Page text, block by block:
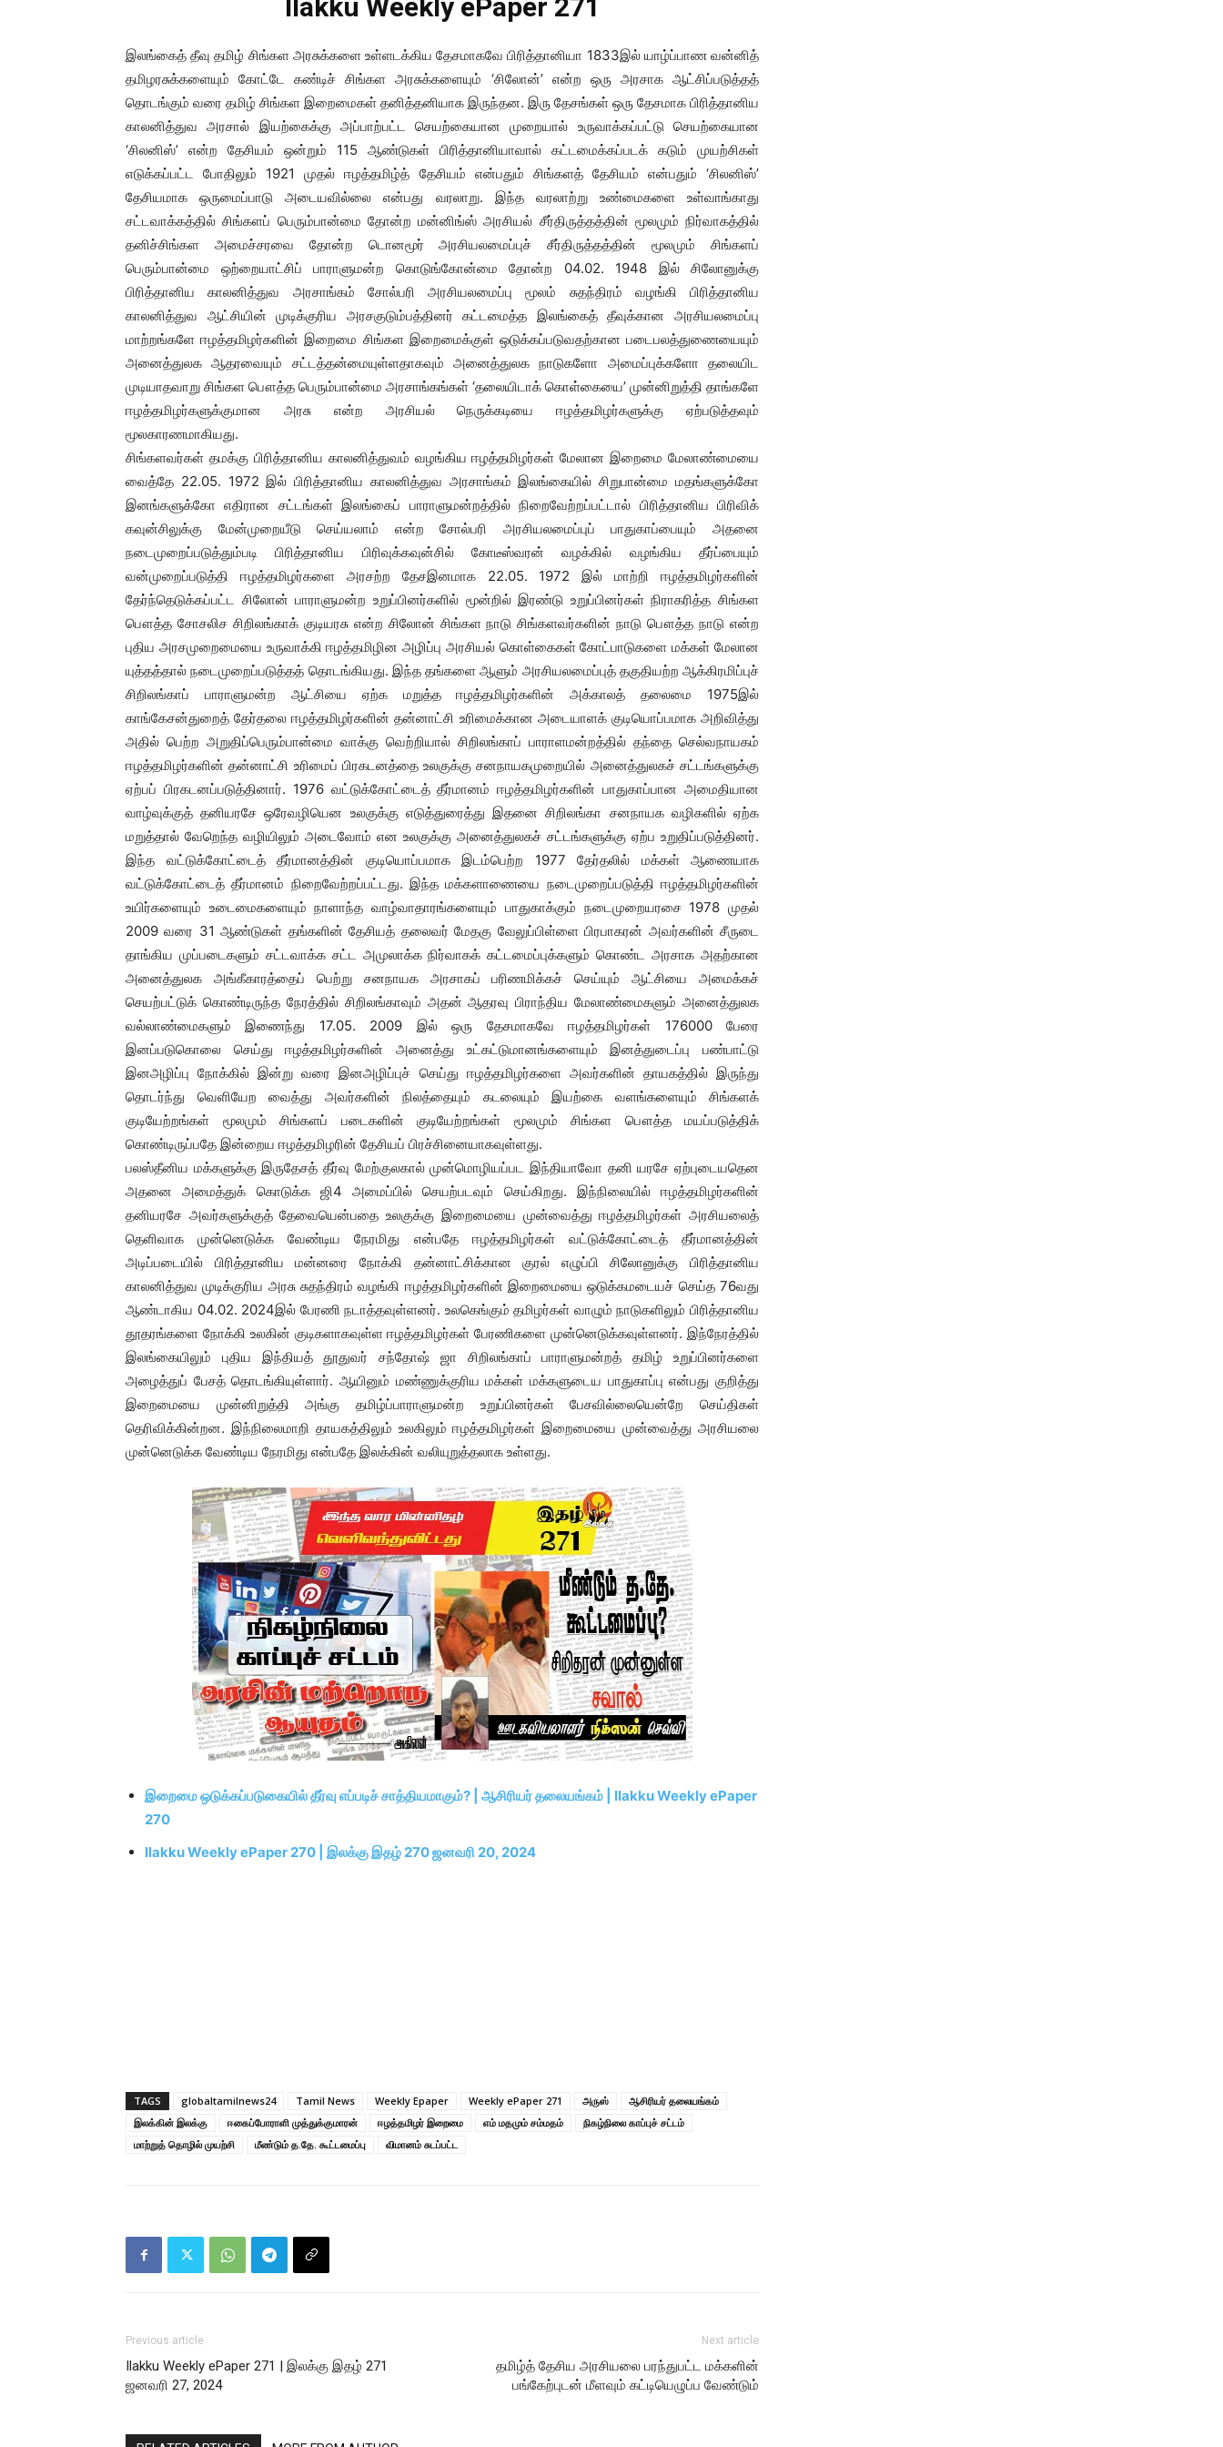
Ilakku Weekly ePaper 271
இலங்கைத் தீவு தமிழ் சிங்கள அரசுக்களை உள்ளடக்கிய தேசமாகவே பிரித்தானியா 1833இல் யாழ்ப்பாண வன்னித்
தமிழரசுக்களையும் கோட்டே கண்டிச் சிங்கள அரசுக்களையும் ‘சிலோன்’ என்ற ஒரு அரசாக ஆட்சிப்படுத்தத்
தொடங்கும் வரை தமிழ் சிங்கள இறைமைகள் தனித்தனியாக இருந்தன. இரு தேசங்கள் ஒரு தேசமாக பிரித்தானிய
காலனித்துவ அரசால் இயற்கைக்கு அப்பாற்பட்ட செயற்கையான முறையால் உருவாக்கப்பட்டு செயற்கையான
‘சிலனிஸ்’ என்ற தேசியம் ஒன்றும் 115 ஆண்டுகள் பிரித்தானியாவால் கட்டமைக்கப்படக் கடும் முயற்சிகள்
எடுக்கப்பட்ட போதிலும் 1921 முதல் ஈழத்தமிழ்த் தேசியம் என்பதும் சிங்களத் தேசியம் என்பதும் ‘சிலனிஸ்’
தேசியமாக ஒருமைப்பாடு அடையவில்லை என்பது வரலாறு. இந்த வரலாற்று உண்மைகளை உள்வாங்காது
சட்டவாக்கத்தில் சிங்களப் பெரும்பான்மை தோன்ற மன்னிங்ஸ் அரசியல் சீர்திருத்தத்தின் மூலமும் நிர்வாகத்தில்
தனிச்சிங்கள அமைச்சரவை தோன்ற டொனமூர் அரசியலமைப்புச் சீர்திருத்தத்தின் மூலமும் சிங்களப்
பெரும்பான்மை ஒற்றையாட்சிப் பாராளுமன்ற கொடுங்கோன்மை தோன்ற 04.02. 1948 இல் சிலோனுக்கு
பிரித்தானிய காலனித்துவ அரசாங்கம் சோல்பரி அரசியலமைப்பு மூலம் சுதந்திரம் வழங்கி பிரித்தானிய
காலனித்துவ ஆட்சியின் முடிக்குரிய அரசகுடும்பத்தினர் கட்டமைத்த இலங்கைத் தீவுக்கான அரசியலமைப்பு
மாற்றங்களே ஈழத்தமிழர்களின் இறைமை சிங்கள இறைமைக்குள் ஒடுக்கப்படுவதற்கான படைபலத்துணையையும்
அனைத்துலக ஆதரவையும் சட்டத்தன்மையுள்ளதாகவும் அனைத்துலக நாடுகளோ அமைப்புக்களோ தலையிட
முடியாதவாறு சிங்கள பௌத்த பெரும்பான்மை அரசாங்கங்கள் ‘தலையிடாக் கொள்கையை’ முன்னிறுத்தி தாங்களே
ஈழத்தமிழர்களுக்குமான அரசு என்ற அரசியல் நெருக்கடியை ஈழத்தமிழர்களுக்கு ஏற்படுத்தவும்
மூலகாரணமாகியது.
சிங்களவர்கள் தமக்கு பிரித்தானிய காலனித்துவம் வழங்கிய ஈழத்தமிழர்கள் மேலான இறைமை மேலாண்மையை
வைத்தே 22.05. 1972 இல் பிரித்தானிய காலனித்துவ அரசாங்கம் இலங்கையில் சிறுபான்மை மதங்களுக்கோ
இனங்களுக்கோ எதிரான சட்டங்கள் இலங்கைப் பாராளுமன்றத்தில் நிறைவேற்றப்பட்டால் பிரித்தானிய பிரிவிக்
கவுன்சிலுக்கு மேன்முறையீடு செய்யலாம் என்ற சோல்பரி அரசியலமைப்புப் பாதுகாப்பையும் அதனை
நடைமுறைப்படுத்தும்படி பிரித்தானிய பிரிவுக்கவுன்சில் கோடீஸ்வரன் வழக்கில் வழங்கிய தீர்ப்பையும்
வன்முறைப்படுத்தி ஈழத்தமிழர்களை அரசற்ற தேசஇனமாக 22.05. 1972 இல் மாற்றி ஈழத்தமிழர்களின்
தேர்ந்தெடுக்கப்பட்ட சிலோன் பாராளுமன்ற உறுப்பினர்களில் மூன்றில் இரண்டு உறுப்பினர்கள் நிராகரித்த சிங்கள
பௌத்த சோசலிச சிறிலங்காக் குடியரசு என்ற சிலோன் சிங்கள நாடு சிங்களவர்களின் நாடு பௌத்த நாடு என்ற
புதிய அரசமுறைமையை உருவாக்கி ஈழத்தமிழின அழிப்பு அரசியல் கொள்கைகள் கோட்பாடுகளை மக்கள் மேலான
யுத்தத்தால் நடைமுறைப்படுத்தத் தொடங்கியது. இந்த தங்களை ஆளும் அரசியலமைப்புத் தகுதியற்ற ஆக்கிரமிப்புச்
சிறிலங்காப் பாராளுமன்ற ஆட்சியை ஏற்க மறுத்த ஈழத்தமிழர்களின் அக்காலத் தலைமை 1975இல்
காங்கேசன்துறைத் தேர்தலை ஈழத்தமிழர்களின் தன்னாட்சி உரிமைக்கான அடையாளக் குடியொப்பமாக அறிவித்து
அதில் பெற்ற அறுதிப்பெரும்பான்மை வாக்கு வெற்றியால் சிறிலங்காப் பாராளமன்றத்தில் தந்தை செல்வநாயகம்
ஈழத்தமிழர்களின் தன்னாட்சி உரிமைப் பிரகடனத்தை உலகுக்கு சனநாயகமுறையில் அனைத்துலகச் சட்டங்களுக்கு
ஏற்பப் பிரகடனப்படுத்தினார். 1976 வட்டுக்கோட்டைத் தீர்மானம் ஈழத்தமிழர்களின் பாதுகாப்பான அமைதியான
வாழ்வுக்குத் தனியரசே ஒரேவழியென உலகுக்கு எடுத்துரைத்து இதனை சிறிலங்கா சனநாயக வழிகளில் ஏற்க
மறுத்தால் வேறெந்த வழியிலும் அடைவோம் என உலகுக்கு அனைத்துலகச் சட்டங்களுக்கு ஏற்ப உறுதிப்படுத்தினர்.
இந்த வட்டுக்கோட்டைத் தீர்மானத்தின் குடியொப்பமாக இடம்பெற்ற 1977 தேர்தலில் மக்கள் ஆணையாக
வட்டுக்கோட்டைத் தீர்மானம் நிறைவேற்றப்பட்டது. இந்த மக்களாணையை நடைமுறைப்படுத்தி ஈழத்தமிழர்களின்
உயிர்களையும் உடைமைகளையும் நாளாந்த வாழ்வாதாரங்களையும் பாதுகாக்கும் நடைமுறையரசை 1978 முதல்
2009 வரை 31 ஆண்டுகள் தங்களின் தேசியத் தலைவர் மேதகு வேலுப்பிள்ளை பிரபாகரன் அவர்களின் சீருடை
தாங்கிய முப்படைகளும் சட்டவாக்க சட்ட அமுலாக்க நிர்வாகக் கட்டமைப்புக்களும் கொண்ட அரசாக அதற்கான
அனைத்துலக அங்கீகாரத்தைப் பெற்று சனநாயக அரசாகப் பரிணமிக்கச் செய்யும் ஆட்சியை அமைக்கச்
செயற்பட்டுக் கொண்டிருந்த நேரத்தில் சிறிலங்காவும் அதன் ஆதரவு பிராந்திய மேலாண்மைகளும் அனைத்துலக
வல்லாண்மைகளும் இணைந்து 17.05. 2009 இல் ஒரு தேசமாகவே ஈழத்தமிழர்கள் 176000 பேரை
இனப்படுகொலை செய்து ஈழத்தமிழர்களின் அனைத்து உட்கட்டுமானங்களையும் இனத்துடைப்பு பண்பாட்டு
இனஅழிப்பு நோக்கில் இன்று வரை இனஅழிப்புச் செய்து ஈழத்தமிழர்களை அவர்களின் தாயகத்தில் இருந்து
தொடர்ந்து வெளியேற வைத்து அவர்களின் நிலத்தையும் கடலையும் இயற்கை வளங்களையும் சிங்களக்
குடியேற்றங்கள் மூலமும் சிங்களப் படைகளின் குடியேற்றங்கள் மூலமும் சிங்கள பௌத்த மயப்படுத்திக்
கொண்டிருப்பதே இன்றைய ஈழத்தமிழரின் தேசியப் பிரச்சினையாகவுள்ளது.
பலஸ்தீனிய மக்களுக்கு இருதேசத் தீர்வு மேற்குலகால் முன்மொழியப்பட இந்தியாவோ தனி யரசே ஏற்புடையதென
அதனை அமைத்துக் கொடுக்க ஜி4 அமைப்பில் செயற்படவும் செய்கிறது. இந்நிலையில் ஈழத்தமிழர்களின்
தனியரசே அவர்களுக்குத் தேவையென்பதை உலகுக்கு இறைமையை முன்வைத்து ஈழத்தமிழர்கள் அரசியலைத்
தெளிவாக முன்னெடுக்க வேண்டிய நேரமிது என்பதே ஈழத்தமிழர்கள் வட்டுக்கோட்டைத் தீர்மானத்தின்
அடிப்படையில் பிரித்தானிய மன்னரை நோக்கி தன்னாட்சிக்கான குரல் எழுப்பி சிலோனுக்கு பிரித்தானிய
காலனித்துவ முடிக்குரிய அரசு சுதந்திரம் வழங்கி ஈழத்தமிழர்களின் இறைமையை ஒடுக்கமடையச் செய்த 76வது
ஆண்டாகிய 04.02. 2024இல் பேரணி நடாத்தவுள்ளனர். உலகெங்கும் தமிழர்கள் வாழும் நாடுகளிலும் பிரித்தானிய
தூதரங்களை நோக்கி உலகின் குடிகளாகவுள்ள ஈழத்தமிழர்கள் பேரணிகளை முன்னெடுக்கவுள்ளனர். இந்நேரத்தில்
இலங்கையிலும் புதிய இந்தியத் தூதுவர் சந்தோஷ் ஜா சிறிலங்காப் பாராளுமன்றத் தமிழ் உறுப்பினர்களை
அழைத்துப் பேசத் தொடங்கியுள்ளார். ஆயினும் மண்ணுக்குரிய மக்கள் மக்களுடைய பாதுகாப்பு என்பது குறித்து
இறைமையை முன்னிறுத்தி அங்கு தமிழ்ப்பாராளுமன்ற உறுப்பினர்கள் பேசவில்லையென்றே செய்திகள்
தெரிவிக்கின்றன. இந்நிலைமாறி தாயகத்திலும் உலகிலும் ஈழத்தமிழர்கள் இறைமையை முன்வைத்து அரசியலை
முன்னெடுக்க வேண்டிய நேரமிது என்பதே இலக்கின் வலியுறுத்தலாக உள்ளது.
இறைமை ஒடுக்கப்படுகையில் தீர்வு எப்படிச் சாத்தியமாகும்? | ஆசிரியர் தலையங்கம் | Ilakku Weekly ePaper
270
Ilakku Weekly ePaper 270 | இலக்கு இதழ் 270 ஜனவரி 20, 2024
TAGS globaltamilnews24 Tamil News Weekly Epaper Weekly ePaper 271 அருஸ்
ஆசிரியர் தலையங்கம்
இலக்கின் இலக்கு
ஈகைப்போராளி முத்துக்குமாரன் ஈழத்தமிழர் இறைமை எம் மதமும் சம்மதம்
நிகழ்நிலை காப்புச் சட்டம்
மாற்றுத் தொழில் முயற்சி
மீண்டும் த.தே. கூட்டமைப்பு விமானம் சுடப்பட்ட
Previous article
Ilakku Weekly ePaper 271 | இலக்கு இதழ் 271
ஜனவரி 27, 2024
Next article
தமிழ்த் தேசிய அரசியலை பரந்துபட்ட மக்களின்
பங்கேற்புடன் மீளவும் கட்டியெழுப்ப வேண்டும்